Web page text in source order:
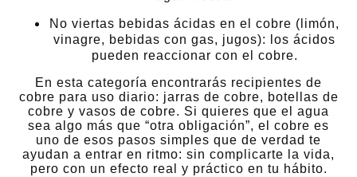
No viertas bebidas ácidas en el cobre (limón,
vinagre, bebidas con gas, jugos): los ácidos
pueden reaccionar con el cobre.
En esta categoría encontrarás recipientes de
cobre para uso diario: jarras de cobre, botellas de
cobre y vasos de cobre. Si quieres que el agua
sea algo más que “otra obligación”, el cobre es
uno de esos pasos simples que de verdad te
ayudan a entrar en ritmo: sin complicarte la vida,
pero con un efecto real y práctico en tu hábito.